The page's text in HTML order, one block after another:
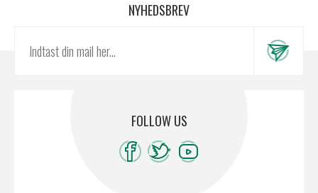
NYHEDSBREV
FOLLOW US